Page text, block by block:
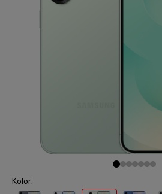
Kolor: